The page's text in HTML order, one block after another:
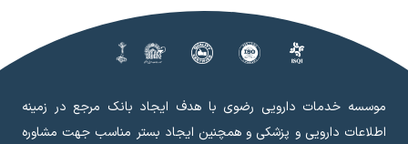
موسسه خدمات دارویی رضوی با هدف ایجاد بانک مرجع در زمینه
اطلاعات دارویی و پزشکی و همچنین ایجاد بستر مناسب جهت مشاوره